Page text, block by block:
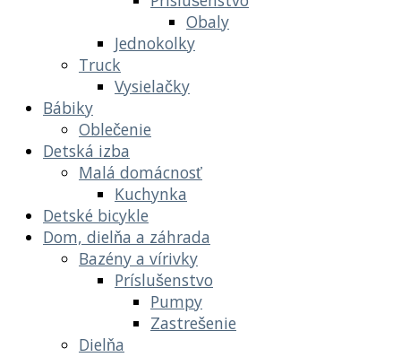
Obaly
Jednokolky
Truck
Vysielačky
Bábiky
Oblečenie
Detská izba
Malá domácnosť
Kuchynka
Detské bicykle
Dom, dielňa a záhrada
Bazény a vírivky
Príslušenstvo
Pumpy
Zastrešenie
Dielňa